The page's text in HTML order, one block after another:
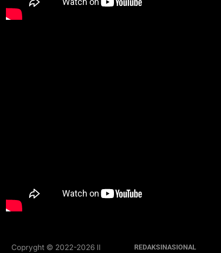
Copryght © 2022-2026 II
REDAKSINASIONAL